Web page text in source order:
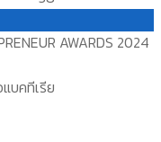
AWARDS 2024